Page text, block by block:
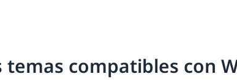
temas compatibles con